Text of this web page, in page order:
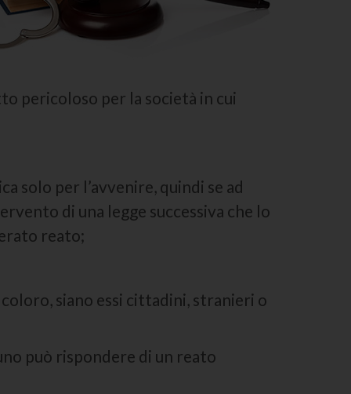
pericoloso per la società in cui
solo per l’avvenire, quindi se ad
di una legge successiva che lo
reato;
siano essi cittadini, stranieri o
può rispondere di un reato